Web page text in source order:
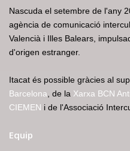
Nascuda el setembre de l'any
agència de comunicació
Valencià i Illes Balears,
d'origen estranger.
Itacat és possible gràcies al
Barcelona , de la Xarxa BCN
CIEMEN i de l'Associació
Equip